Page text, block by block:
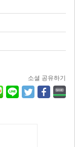
소셜 공유하기